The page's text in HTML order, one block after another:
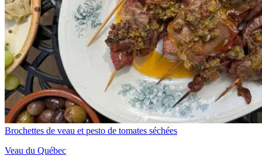
Brochettes de veau et pesto de tomates séchées
Veau du Québec